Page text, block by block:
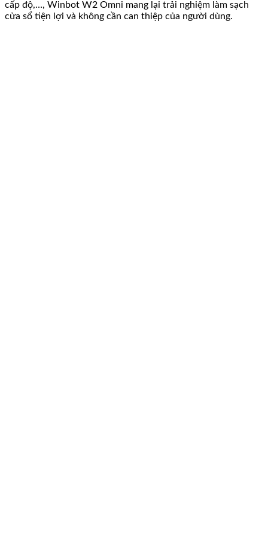
Tế
số
cấp độ,…, Winbot W2 Omni mang lại trải nghiệm làm sạch
cửa sổ tiện lợi và không cần can thiệp của người dùng.